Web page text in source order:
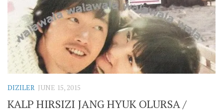
DIZILER JUNE 15, 2015
KALP HIRSIZI JANG HYUK OLURSA /